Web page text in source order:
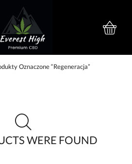
Oznaczone “Regeneracja”
WERE FOUND